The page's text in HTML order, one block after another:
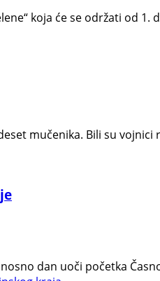
koja će se održati od
mučenika. Bili su
dan uoči početka